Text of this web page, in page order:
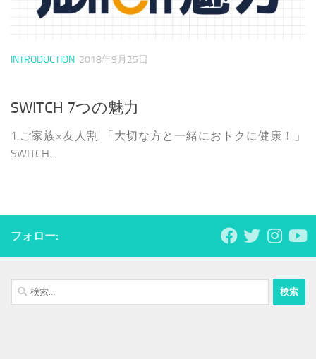
INTRODUCTION 2018年9月25日
SWITCH 7つの魅力
1.ご家族×友人割 「大切な方と一緒におトクに健康！」
SWITCH...
フォロー:
検
索: